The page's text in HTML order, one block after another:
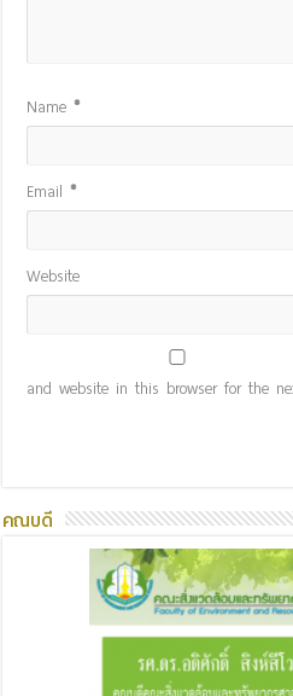
Name*
Email*
Website
and website in this browser for the
คณบดี